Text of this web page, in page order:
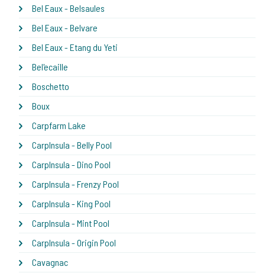
Bel Eaux - Belsaules
Bel Eaux - Belvare
Bel Eaux - Etang du Yeti
Bel'ecaille
Boschetto
Boux
Carpfarm Lake
CarpInsula - Belly Pool
CarpInsula - Dino Pool
CarpInsula - Frenzy Pool
CarpInsula - King Pool
CarpInsula - Mint Pool
CarpInsula - Origin Pool
Cavagnac